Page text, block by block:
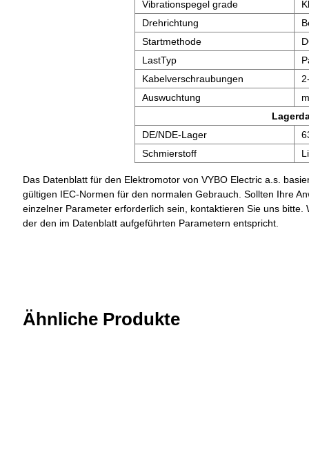
Vibrationspegel grade
Drehrichtung
Startmethode
LastTyp
Kabelverschraubungen
Auswuchtung
DE/NDE-Lager
Schmierstoff
Das Datenblatt für den Elektromotor von VYBO Electric a.s.
gültigen IEC-Normen für den normalen Gebrauch. Sollten Ihre
einzelner Parameter erforderlich sein, kontaktieren Sie uns
der den im Datenblatt aufgeführten Parametern entspricht.
Ähnliche Produkte